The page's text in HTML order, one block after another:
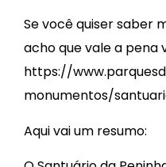
Se você quiser saber
acho que vale a pena
https://
monumentos/
Aqui vai um resumo: